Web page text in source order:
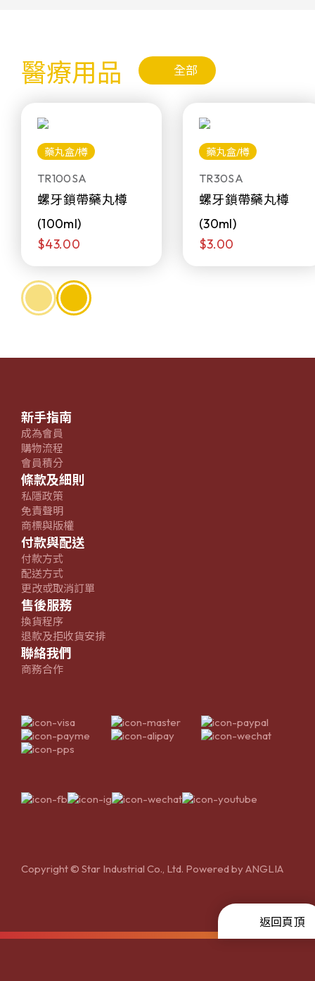
醫療用品 全部
藥丸盒/樽
TR100SA
螺牙鎖帶藥丸樽
(100ml)
$43.00
藥丸盒/樽
TR30SA
螺牙鎖帶藥丸樽
(30ml)
$3.00
新手指南
成為會員
購物流程
會員積分
條款及細則
私隱政策
免責聲明
商標與版權
付款與配送
付款方式
配送方式
更改或取消訂單
售後服務
換貨程序
退款及拒收貨安排
聯絡我們
商務合作
Copyright © Star Industrial Co., Ltd. Powered byANGLIA
返回頁頂